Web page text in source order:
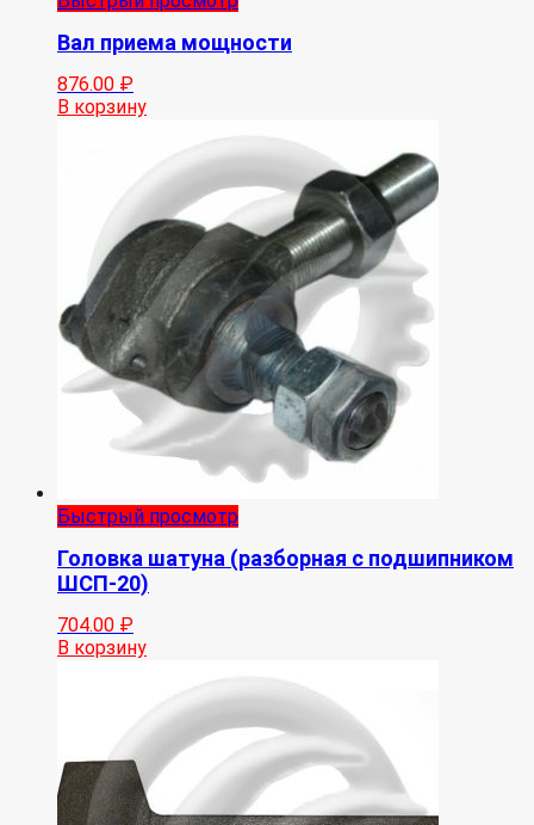
Вал приема мощности
876.00 ₽
В корзину
Быстрый просмотр
Головка шатуна (разборная с подшипником
ШСП-20)
704.00 ₽
В корзину